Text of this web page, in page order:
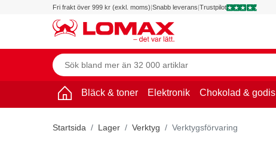
Fri frakt över 999 kr (exkl. moms)|Snabb leverans|Trustpilot
Bläck & toner Elektronik Chokolad & godis
Startsida Lager Verktyg Verktygsförvaring